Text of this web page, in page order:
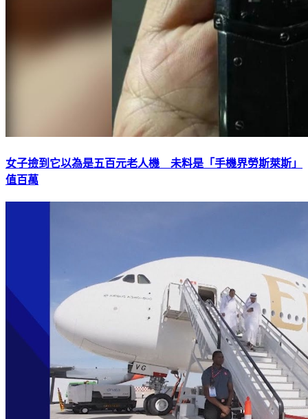
女子撿到它以為是五百元老人機 未料是「手機界勞斯萊斯」
值百萬